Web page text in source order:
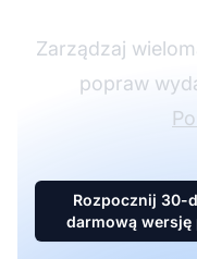
Zarządzaj
popraw
Rozpocznij 30-
darmową wersję